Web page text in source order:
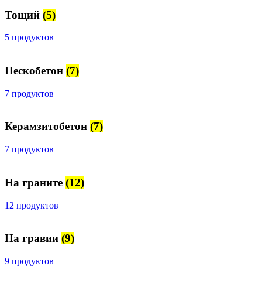
Тощий (5)
5 продуктов
Пескобетон (7)
7 продуктов
Керамзитобетон (7)
7 продуктов
На граните (12)
12 продуктов
На гравии (9)
9 продуктов